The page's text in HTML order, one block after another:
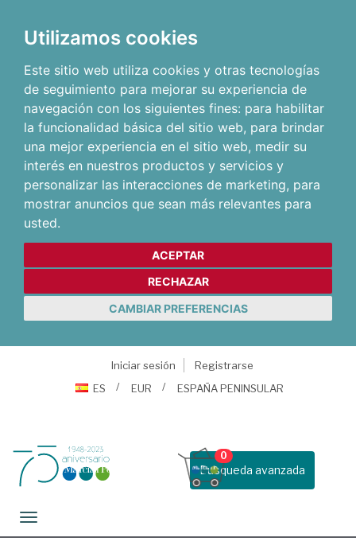
Utilizamos cookies
Este sitio web utiliza cookies y otras tecnologías
de seguimiento para mejorar su experiencia de
navegación con los siguientes fines: para habilitar
la funcionalidad básica del sitio web, para brindar
una mejor experiencia en el sitio web, medir su
interés en nuestros productos y servicios y
personalizar las interacciones de marketing, para
mostrar anuncios que sean más relevantes para
usted.
ACEPTAR
RECHAZAR
CAMBIAR PREFERENCIAS
Iniciar sesión
Registrarse
ES
EUR ESPAÑA PENINSULAR
Busqueda avanzada
0
Toggle navigation